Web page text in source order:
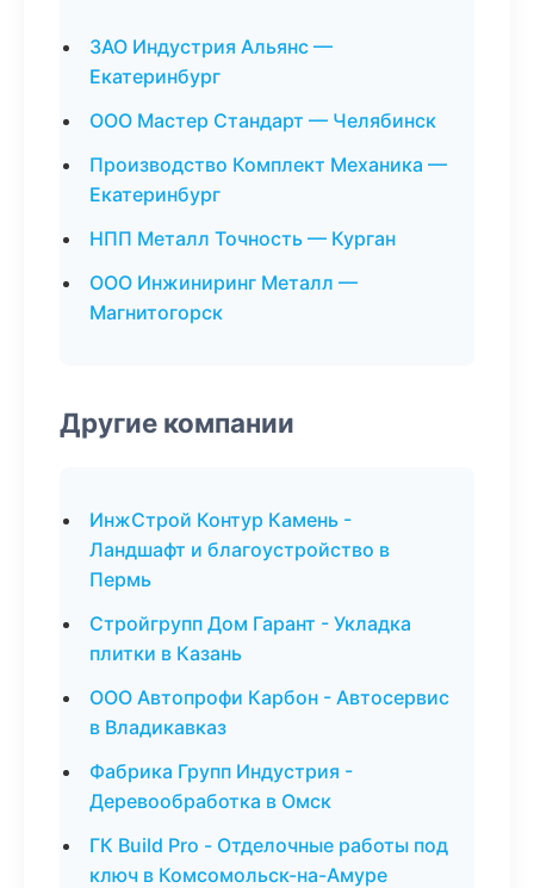
ЗАО Индустрия Альянс —
Екатеринбург
ООО Мастер Стандарт — Челябинск
Производство Комплект Механика —
Екатеринбург
НПП Металл Точность — Курган
ООО Инжиниринг Металл —
Магнитогорск
Другие компании
ИнжСтрой Контур Камень -
Ландшафт и благоустройство в
Пермь
Стройгрупп Дом Гарант - Укладка
плитки в Казань
ООО Автопрофи Карбон - Автосервис
в Владикавказ
Фабрика Групп Индустрия -
Деревообработка в Омск
ГК Build Pro - Отделочные работы под
ключ в Комсомольск-на-Амуре